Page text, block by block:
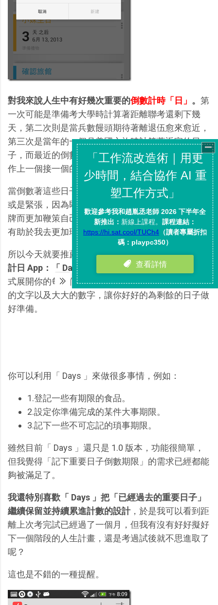
對我來說人生中有好幾次重要的倒數計時「日」 。 第
一次可能是準備考大學時計算著距離聯考還剩下幾
天，第二次則是當兵數饅頭期待著離退伍愈來愈近，
第三次是當年的一個月美國之旅時計算著返家的日
子，而最近的倒數計日則相對平庸很多，似乎都在工
作上一個接一個的專案上打轉。
當倒數著這些日子時，隨著天數的減少，或是欣喜、
或是緊張，因為即將突破現況而興奮，也因為即將攤
牌而更加鞭策自己衝刺。但這種倒數計時的感覺似乎
有助於我去更加珍惜人生裡重要的日子。
所以今天就要推薦一款 Android 上介面精美的倒數
計日 App：「 Days 」
，如上圖所展現的，以卡片方
式展開你的每一個倒數計「日」，亮眼的色彩、清晰
的文字以及大大的數字，讓你好好的為剩餘的日子做
好準備。
你可以利用「 Days 」來做很多事情，例如：
1.登記一些有期限的食品。
2.設定你準備完成的某件大事期限。
3.記下一些不可忘記的瑣事期限。
雖然目前「 Days 」還只是 1.0 版本，功能很簡單，
但我覺得「記下重要日子倒數期限」的需求已經都能
夠被滿足了。
我還特別喜歡「 Days 」把「已經過去的重要日子」
繼續保留並持續累進計數的設計，於是我可以看到距
離上次考完試已經過了一個月，但我有沒有好好擬好
下一個階段的人生計畫，還是考過試後就不思進取了
呢？
這也是不錯的一種提醒。